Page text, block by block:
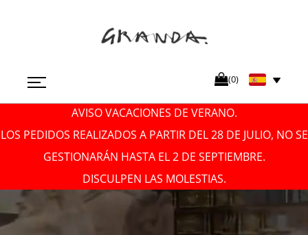
(0)
DESCUBRA EN NUESTRA TIENDA ONLINE UNA GRAN
CANTIDAD DE ARTÍCULOS RELIGIOSOS Y LITÚRGICOS DE LA
MEJOR CALIDAD
AVISO VACACIONES DE VERANO.
LOS PEDIDOS REALIZADOS A PARTIR DEL 28 DE JULIO, NO SE
GESTIONARÁN HASTA EL 2 DE SEPTIEMBRE.
DISCULPEN LAS MOLESTIAS.